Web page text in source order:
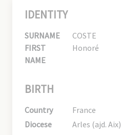
IDENTITY
SURNAME
COSTE
FIRST
NAME
Honoré
BIRTH
Country
France
Diocese
Arles (ajd. Aix)